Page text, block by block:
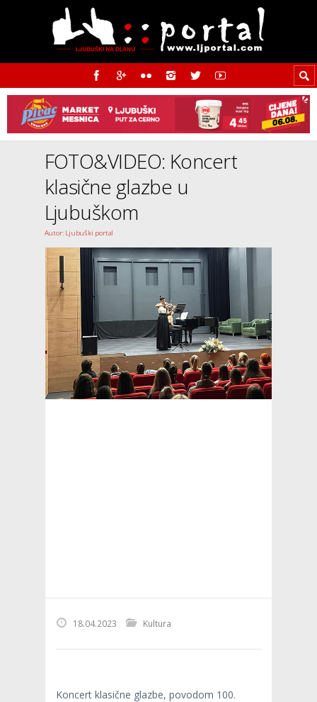
FOTO&VIDEO: Koncert
klasične glazbe u
Ljubuškom
Autor: Ljubuški portal
18.04.2023 Kultura
Koncert klasične glazbe, povodom 100.